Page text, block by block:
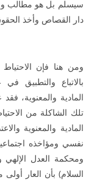
سيسلم بل هو مطالب
دار القصاص وأخذ
ومن هنا فإن
بالاتباع والتطبيق
المادية والمعنوية،
تلك الشاكلة من
المادية والمعنوية
نفسي ومؤاخذه
ومحكمة العدل
السلام) بأن العار